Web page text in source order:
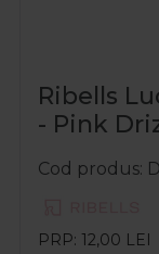
Ribells
- Pink
Cod produs
PRP: 12,00 LEI